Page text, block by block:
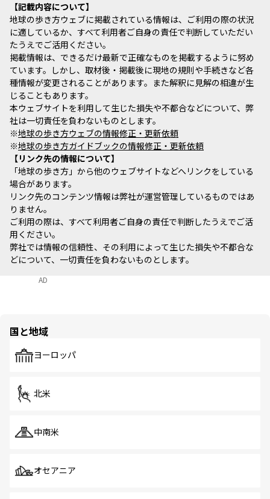
記載内容について
地球の歩き方ウェブに掲載されている情報は、ご利用の際の状況
に適しているか、すべて利用者ご自身の責任で判断していただい
たうえでご活用ください。
掲載情報は、できるだけ最新で正確なものを掲載するように努め
ています。しかし、取材後・掲載後に現地の規則や手続きなど各
種情報が変更されることがあります。また解釈に見解の相違が生
じることもあります。
本ウェブサイトを利用して生じた損失や不都合などについて、弊
社は一切責任を負わないものとします。
※地球の歩き方ウェブの情報修正・更新依頼
※地球の歩き方ガイドブックの情報修正・更新依頼
リンク先の情報について
「地球の歩き方」から他のウェブサイトなどへリンクをしている
場合があります。
リンク先のコンテンツ情報は弊社が運営管理しているものではあ
りません。
ご利用の際は、すべて利用者ご自身の責任で判断したうえでご活
用ください。
弊社では情報の信頼性、その利用によって生じた損失や不都合な
どについて、一切責任を負わないものとします。
AD
国と地域
ヨーロッパ
北米
中南米
オセアニア